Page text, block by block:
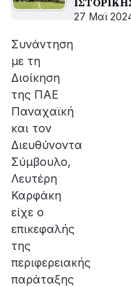
27 Μαϊ
Συνάντηση
με τη
Διοίκηση
της ΠΑΕ
Παναχαϊκή
και τον
Διευθύνοντα
Σύμβουλο,
Λευτέρη
Καρφάκη
είχε ο
επικεφαλής
της
περιφερειακής
παράταξης